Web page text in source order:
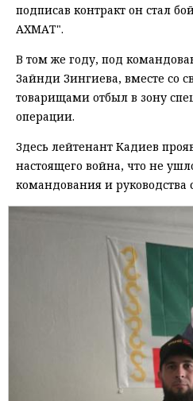
подписав контракт он стал
АХМАТ".
В том же году, под
Зайнди Зингиева, вместе со
товарищами отбыл в зону
операции.
Здесь лейтенант Кадиев
настоящего война, что не
командования и руководства